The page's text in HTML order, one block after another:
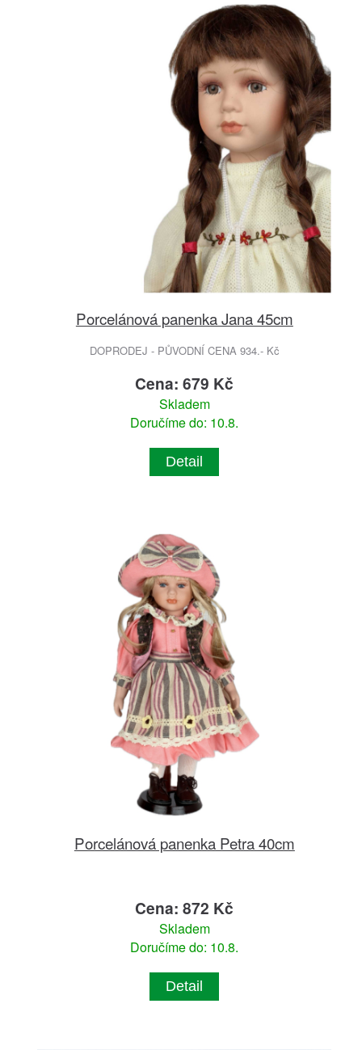
Porcelánová panenka Jana 45cm
DOPRODEJ - PŮVODNÍ CENA 934.- Kč
Cena: 679 Kč
Skladem
Doručíme do: 10.8.
Detail
Porcelánová panenka Petra 40cm
Cena: 872 Kč
Skladem
Doručíme do: 10.8.
Detail